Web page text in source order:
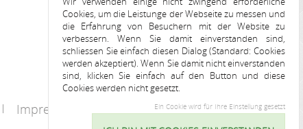
Impressum Kontakt
Cookies, um die Leistunge der Webseite zu messen und
die Erfahrung von Besuchern mit der Website zu
verbessern. Wenn Sie damit einverstanden sind,
schliessen Sie einfach diesen Dialog (Standard: Cookies
werden akzeptiert). Wenn Sie damit nicht einverstanden
sind, klicken Sie einfach auf den Button und diese
Cookies werden nicht gesetzt.
Ein Cookie wird für Ihre Einstellung gesetzt